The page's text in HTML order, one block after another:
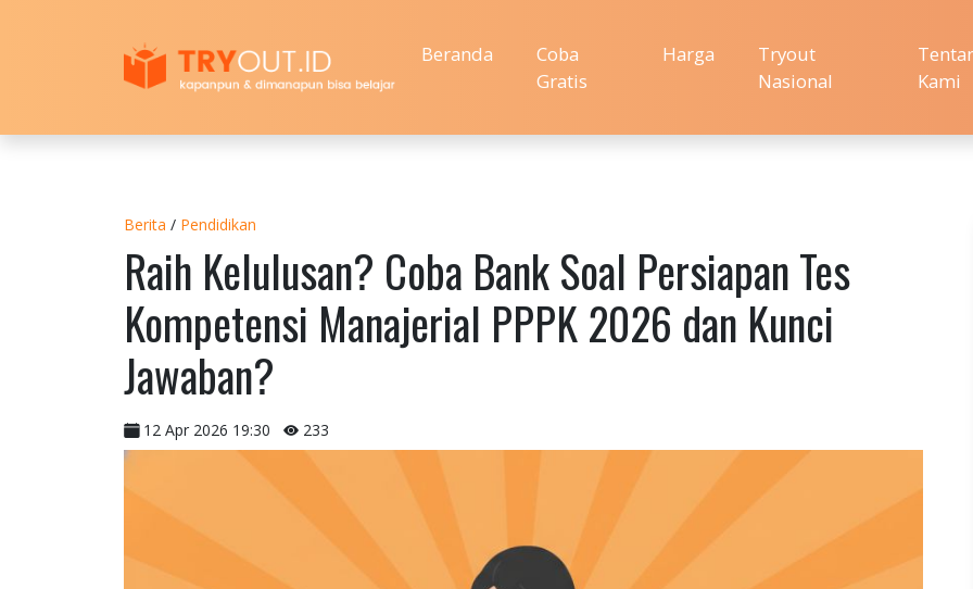
Beranda
Coba
Gratis
Harga
Tryout
Nasional
Kami
Berita / Pendidikan
Raih Kelulusan? Coba Bank Soal Persiapan Tes
Kompetensi Manajerial PPPK 2026 dan Kunci
Jawaban?
12 Apr 2026 19:30 233